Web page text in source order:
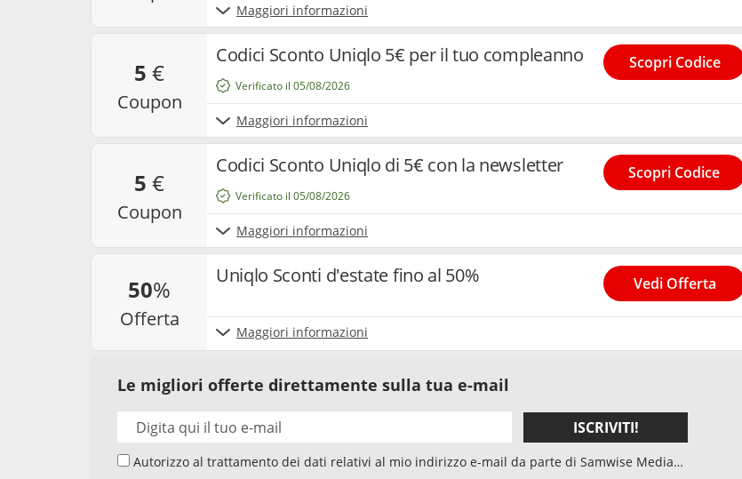
Maggiori informazioni
5 €
coupon
Codici Sconto Uniqlo 5€ per il tuo compleanno
Maggiori informazioni
Verificato il 05/08/2026
Scopri Codice
5 €
coupon
Codici Sconto Uniqlo di 5€ con la newsletter
Maggiori informazioni
Verificato il 05/08/2026
Scopri Codice
50%
offerta
Uniqlo Sconti d'estate fino al 50%
Maggiori informazioni
Vedi Offerta
Le migliori offerte direttamente sulla tua e-mail
ISCRIVITI!